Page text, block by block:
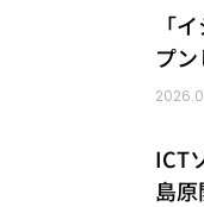
「
プン
ICT
島